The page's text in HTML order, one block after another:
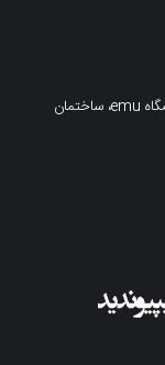
قبرس شمالی، فاماگوستا، خیابان سالامیس، جنب دانشگاه emu، ساختمان